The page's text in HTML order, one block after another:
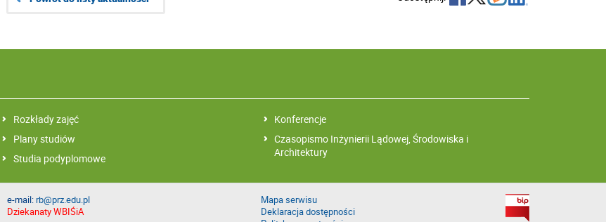
Rozkłady zajęć
Plany studiów
Studia podyplomowe
Konferencje
Czasopismo Inżynierii Lądowej, Środowiska i
Architektury
e-mail:rb@prz.edu.pl
Dziekanaty WBIŚiA
Mapa serwisu
Deklaracja dostępności